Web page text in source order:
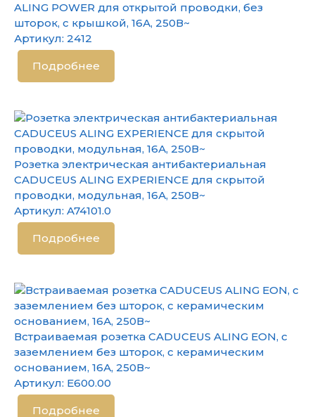
ALING POWER для открытой проводки, без
шторок, с крышкой, 16А, 250В~
Артикул: 2412
Подробнее
Розетка электрическая антибактериальная
CADUCEUS ALING EXPERIENCE для скрытой
проводки, модульная, 16А, 250В~
Артикул: A74101.0
Подробнее
Встраиваемая розетка CADUCEUS ALING EON, с
заземлением без шторок, с керамическим
основанием, 16А, 250В~
Артикул: E600.00
Подробнее